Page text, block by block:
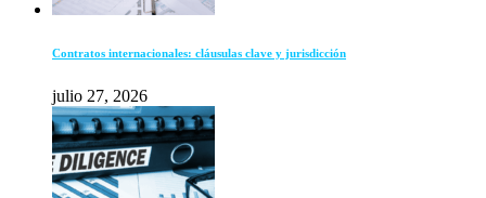
Contratos internacionales: cláusulas clave y jurisdicción
julio 27, 2026